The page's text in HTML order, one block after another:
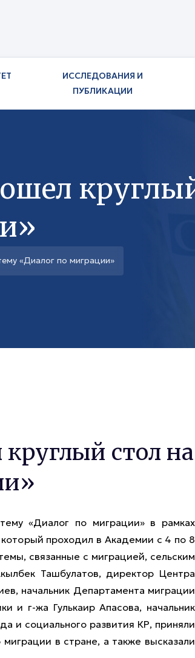
ИССЛЕДОВАНИЯ И
ПУБЛИКАЦИИ
«Диалог по миграции»
стол на
«Диалог по миграции» в рамках
который проходил в Академии с 4 по 8
связанные с миграцией, сельским
Ташбулатов, директор Центра
начальник Департамента миграции
и г-жа Гулькаир Апасова, начальник
и социального развития КР, приняли
в стране, а также высказали